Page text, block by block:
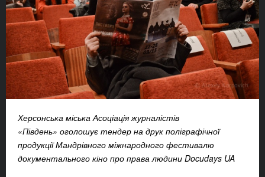
Херсонська міська Асоціація журналістів
«Південь» оголошує тендер на друк поліграфічної
продукції Мандрівного міжнародного фестивалю
документального кіно про права людини Docudays UA